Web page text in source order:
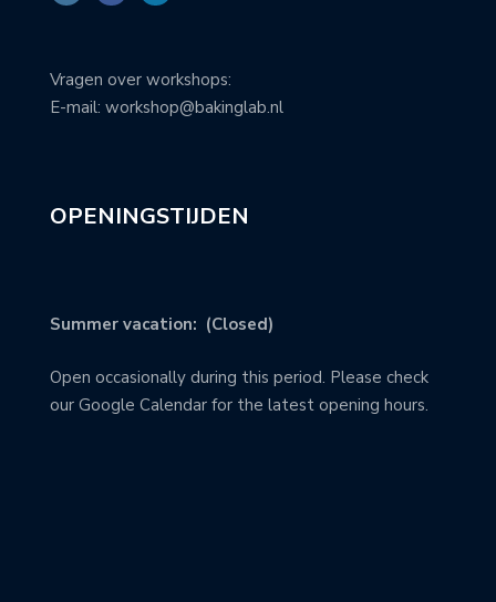
Vragen over workshops:
E-mail: workshop@bakinglab.nl
OPENINGSTIJDEN
Summer vacation: (Closed)
Open occasionally during this period. Please check
our Google Calendar for the latest opening hours.